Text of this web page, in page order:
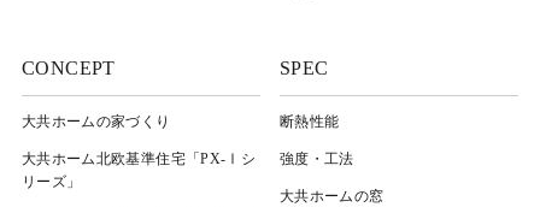
CONCEPT
大共ホームの家づくり
大共ホーム北欧基準住宅「PX-Ⅰシ
リーズ」
SPEC
断熱性能
強度・工法
大共ホームの窓